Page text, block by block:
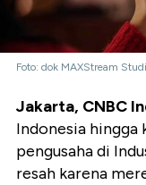
Foto: dok MAXStream
Jakarta, CNBC
Indonesia hingga
pengusaha di
resah karena